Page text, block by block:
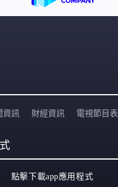
資訊 財經資訊 電視節目表
點擊下載app應用程式